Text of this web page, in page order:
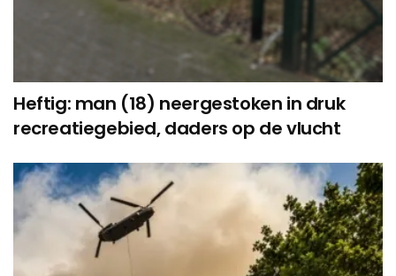
Heftig: man (18) neergestoken in druk
recreatiegebied, daders op de vlucht